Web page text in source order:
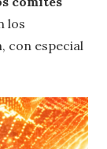
los
con especial